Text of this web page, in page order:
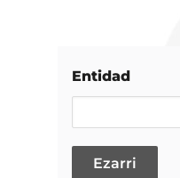
Entidad